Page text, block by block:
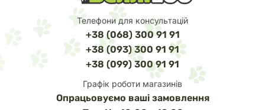
Телефони для консультацій
+38 (068) 300 91 91
+38 (093) 300 91 91
+38 (099) 300 91 91
Графік роботи магазинів
Опрацьовуємо ваші замовлення